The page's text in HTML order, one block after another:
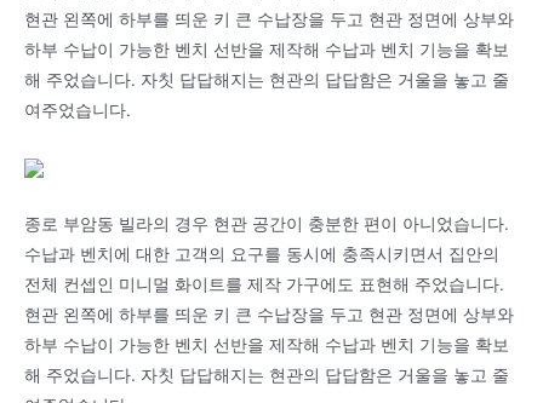
현관 왼쪽에 하부를 띄운 키 큰 수납장을 두고 현관 정면에 상부와
하부 수납이 가능한 벤치 선반을 제작해 수납과 벤치 기능을 확보
해 주었습니다. 자칫 답답해지는 현관의 답답함은 거울을 놓고 줄
여주었습니다.
종로 부암동 빌라의 경우 현관 공간이 충분한 편이 아니었습니다.
수납과 벤치에 대한 고객의 요구를 동시에 충족시키면서 집안의
전체 컨셉인 미니멀 화이트를 제작 가구에도 표현해 주었습니다.
현관 왼쪽에 하부를 띄운 키 큰 수납장을 두고 현관 정면에 상부와
하부 수납이 가능한 벤치 선반을 제작해 수납과 벤치 기능을 확보
해 주었습니다. 자칫 답답해지는 현관의 답답함은 거울을 놓고 줄